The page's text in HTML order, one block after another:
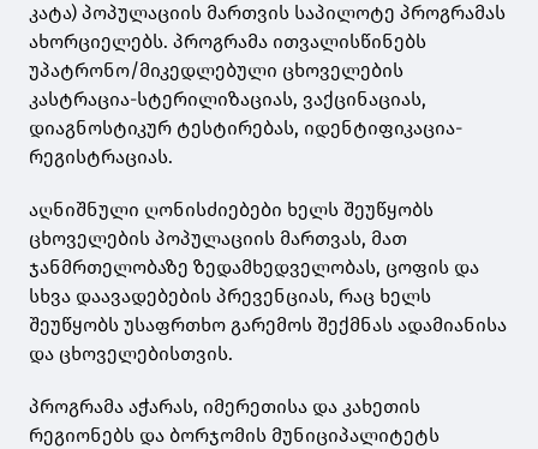
კატა) პოპულაციის მართვის საპილოტე პროგრამას
ახორციელებს. პროგრამა ითვალისწინებს
უპატრონო/მიკედლებული ცხოველების
კასტრაცია-სტერილიზაციას, ვაქცინაციას,
დიაგნოსტიკურ ტესტირებას, იდენტიფიკაცია-
რეგისტრაციას.
აღნიშნული ღონისძიებები ხელს შეუწყობს
ცხოველების პოპულაციის მართვას, მათ
ჯანმრთელობაზე ზედამხედველობას, ცოფის და
სხვა დაავადებების პრევენციას, რაც ხელს
შეუწყობს უსაფრთხო გარემოს შექმნას ადამიანისა
და ცხოველებისთვის.
პროგრამა აჭარას, იმერეთისა და კახეთის
რეგიონებს და ბორჯომის მუნიციპალიტეტს